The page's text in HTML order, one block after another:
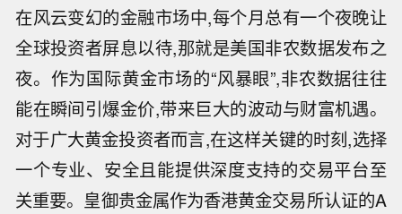
在风云变幻的金融市场中,每个月总有一个夜晚让
全球投资者屏息以待,那就是美国非农数据发布之
夜。作为国际黄金市场的“风暴眼”,非农数据往往
能在瞬间引爆金价,带来巨大的波动与财富机遇。
对于广大黄金投资者而言,在这样关键的时刻,选择
一个专业、安全且能提供深度支持的交易平台至
关重要。皇御贵金属作为香港黄金交易所认证的A